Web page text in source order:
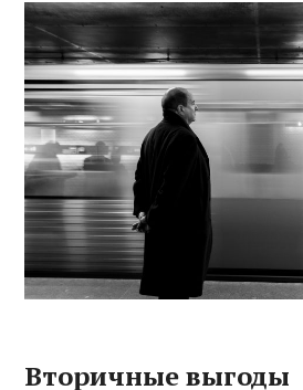
Вторичные выгоды